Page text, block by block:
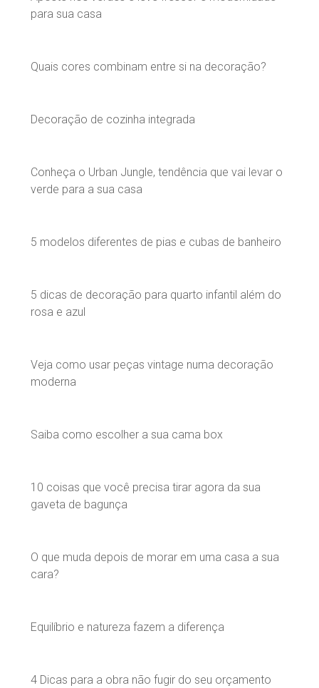
para sua casa
Quais cores combinam entre si na decoração?
Decoração de cozinha integrada
Conheça o Urban Jungle, tendência que vai levar o
verde para a sua casa
5 modelos diferentes de pias e cubas de banheiro
5 dicas de decoração para quarto infantil além do
rosa e azul
Veja como usar peças vintage numa decoração
moderna
Saiba como escolher a sua cama box
10 coisas que você precisa tirar agora da sua
gaveta de bagunça
O que muda depois de morar em uma casa a sua
cara?
Equilíbrio e natureza fazem a diferença
4 Dicas para a obra não fugir do seu orçamento